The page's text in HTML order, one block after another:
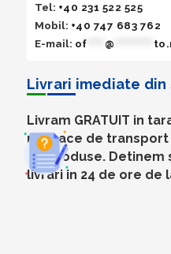
Tel: +40 231 522 525
Mobil: +40 747 683 762
E-mail: of @
Livrari imediate din
Livram GRATUIT in
mijloace de
de produse.
livrari in 24 de ore de